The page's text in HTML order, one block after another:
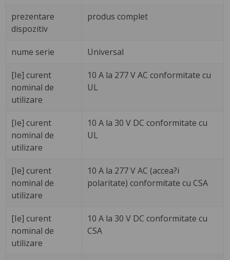
prezentare
dispozitiv
produs complet
nume serie Universal
[Ie] curent
nominal de
utilizare
10 A la 277 V AC conformitate cu
UL
[Ie] curent
nominal de
utilizare
10 A la 30 V DC conformitate cu
UL
[Ie] curent
nominal de
utilizare
10 A la 277 V AC (accea?i
polaritate) conformitate cu CSA
[Ie] curent
nominal de
utilizare
10 A la 30 V DC conformitate cu
CSA